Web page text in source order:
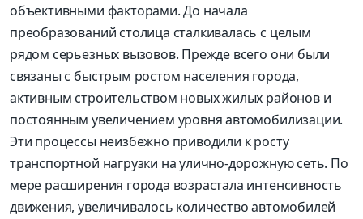
объективными факторами. До начала
преобразований столица сталкивалась с целым
рядом серьезных вызовов. Прежде всего они были
связаны с быстрым ростом населения города,
активным строительством новых жилых районов и
постоянным увеличением уровня автомобилизации.
Эти процессы неизбежно приводили к росту
транспортной нагрузки на улично-дорожную сеть. По
мере расширения города возрастала интенсивность
движения, увеличивалось количество автомобилей